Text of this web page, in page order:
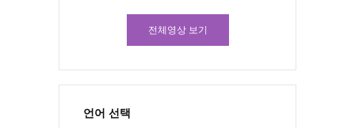
전체영상 보기
언어 선택